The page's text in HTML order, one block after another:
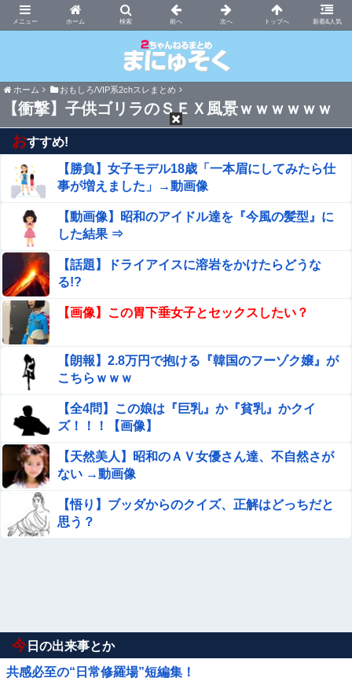
ホーム 新着&人気
まにゅそく 2chまとめニュース速報VIP
ホーム おもしろ/VIP系2chスレまとめ
【衝撃】子供ゴリラのＳＥＸ風景ｗｗｗｗｗｗ
おすすめ!
【勝負】女子モデル18歳「一本眉にしてみたら仕
事が増えました」→動画像
【動画像】昭和のアイドル達を『今風の髪型』に
した結果 ⇒
【話題】ドライアイスに溶岩をかけたらどうな
る!?
【画像】この胃下垂女子とセックスしたい？
【朗報】2.8万円で抱ける『韓国のフーゾク嬢』が
こちらｗｗｗ
【全4問】この娘は『巨乳』か『貧乳』かクイ
ズ！！！【画像】
【天然美人】昭和のＡＶ女優さん達、不自然さが
ない →動画像
【悟り】ブッダからのクイズ、正解はどっちだと
思う？
今 日の出来事とか
共感必至の“日常修羅場”短編集！